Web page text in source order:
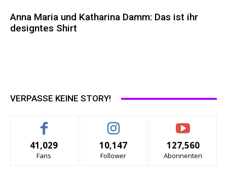
Anna Maria und Katharina Damm: Das ist ihr
designtes Shirt
VERPASSE KEINE STORY!
41,029
Fans
10,147
Follower
127,560
Abonnenten